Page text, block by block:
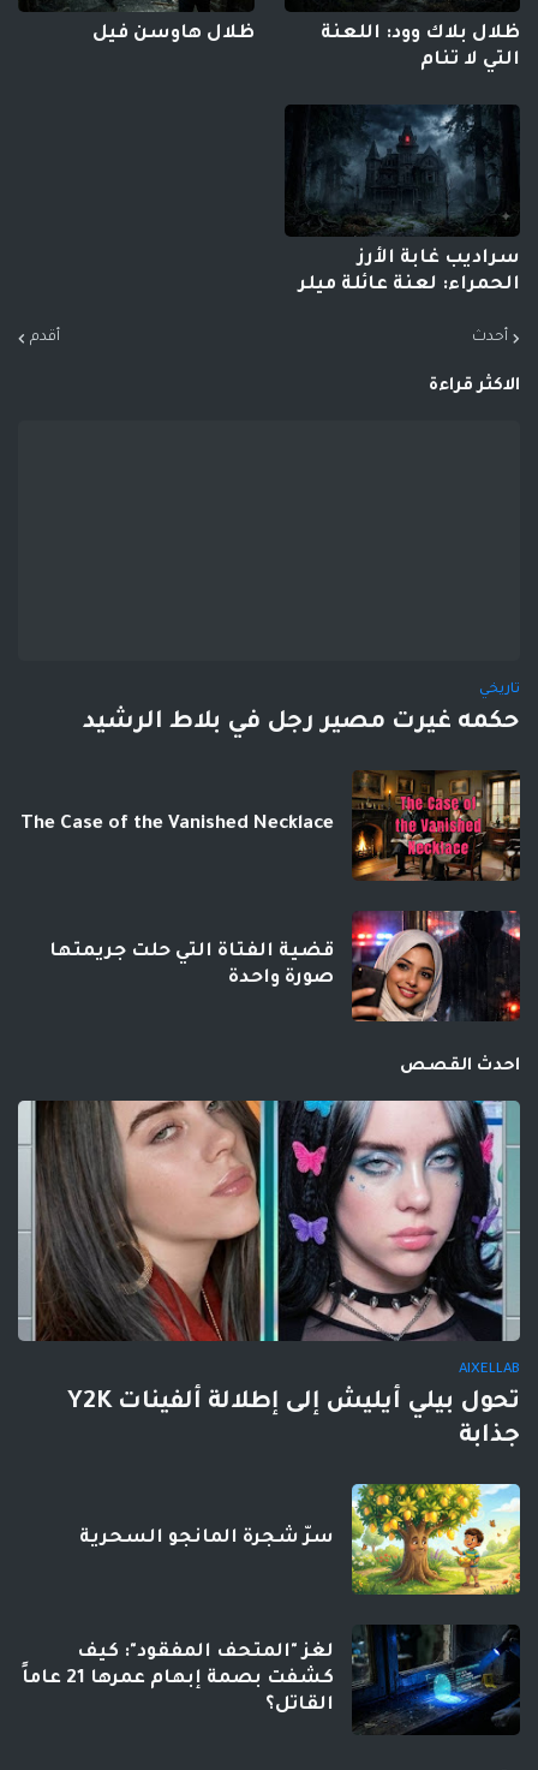
ظلال بلاك وود: اللعنة
التي لا تنام
ظلال هاوسن فيل
سراديب غابة الأرز
الحمراء: لعنة عائلة ميلر
أحدث أقدم
الاكثر قراءة
تاريخي
حكمه غيرت مصير رجل في بلاط الرشيد
The Case of the Vanished Necklace
قضية الفتاة التي حلت جريمتها
صورة واحدة
احدث القصص
AIXELLAB
تحول بيلي أيليش إلى إطلالة ألفينات Y2K
جذابة
سرّ شجرة المانجو السحرية
لغز "المتحف المفقود": كيف
كشفت بصمة إبهام عمرها 21 عاماً
القاتل؟